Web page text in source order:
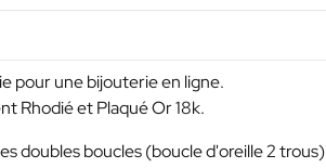
pour une bijouterie en ligne.
Rhodié et Plaqué Or 18k.
doubles boucles (boucle d'oreille 2 trous)